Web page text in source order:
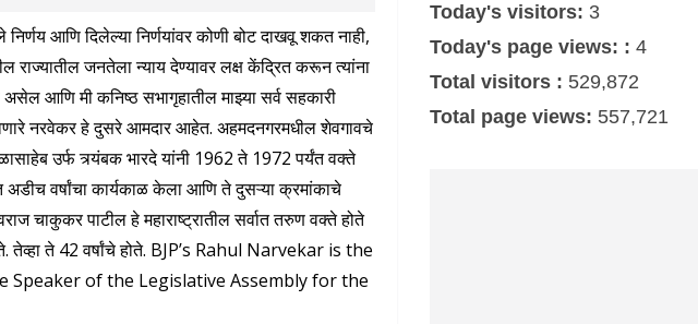
आणि दिलेल्या निर्णयांवर कोणी बोट दाखवू शकत नाही,
राज्यातील जनतेला न्याय देण्यावर लक्ष केंद्रित करून त्यांना
असेल आणि मी कनिष्ठ सभागृहातील माझ्या सर्व सहकारी
नरवेकर हे दुसरे आमदार आहेत. अहमदनगरमधील शेवगावचे
उर्फ ​​त्र्यंबक भारदे यांनी 1962 ते 1972 पर्यंत वक्ते
वर्षांचा कार्यकाळ केला आणि ते दुसऱ्या क्रमांकाचे
चाकुकर पाटील हे महाराष्ट्रातील सर्वात तरुण वक्ते होते
तेव्हा ते 42 वर्षांचे होते. BJP’s Rahul Narvekar is the
Speaker of the Legislative Assembly for the
Today's visitors: 3
Today's page views: : 4
Total visitors : 529,872
Total page views: 557,721